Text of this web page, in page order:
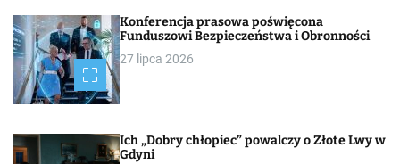
Konferencja prasowa poświęcona
Funduszowi Bezpieczeństwa i Obronności
27 lipca 2026
Ich „Dobry chłopiec” powalczy o Złote Lwy w
Gdyni